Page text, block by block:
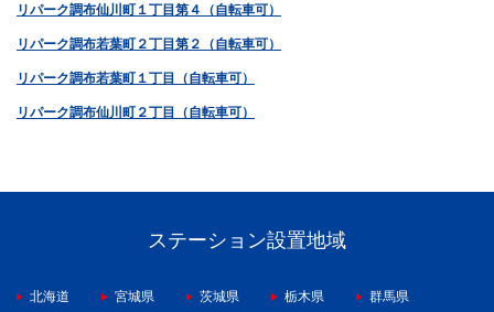
リパーク調布仙川町１丁目第４（自転車可）
リパーク調布若葉町２丁目第２（自転車可）
リパーク調布若葉町１丁目（自転車可）
リパーク調布仙川町２丁目（自転車可）
ステーション設置地域
北海道 宮城県 茨城県 栃木県 群馬県